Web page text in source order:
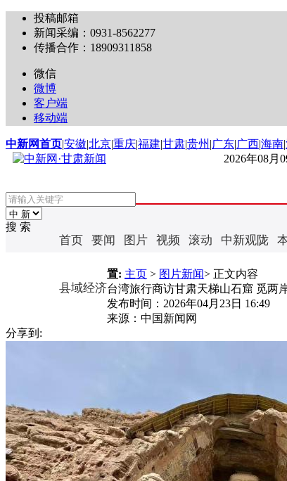
投稿邮箱
新闻采编：0931-8562277
传播合作：18909311858
微信
微博
客户端
移动端
中新网首页|安徽|北京|重庆|福建|甘肃|贵州 |广东|广西|海南|
2026年08月
搜 索
首页 要闻 图片 视频 滚动 中新观陇
县域经济
置: 主页 > 图片新闻> 正文内容
台湾旅行商访甘肃天梯山石窟 觅两
发布时间： 2026年04月23日 16:49
来源： 中国新闻网
分享到: